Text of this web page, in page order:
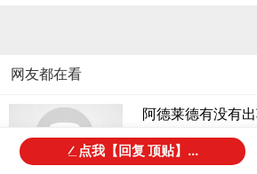
网友都在看
阿德莱德有没有
车况好价
点我【回复 顶贴】...